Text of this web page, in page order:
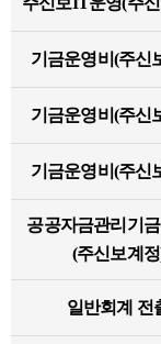
기금운영비(주신
기금운영비(주신
기금운영비(주신
공공자금관리기
(주신보계
일반회계 전